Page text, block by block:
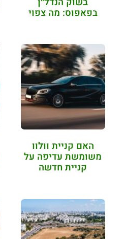
בפאפוס: מה צפוי
האם קניית וולוו
משומשת עדיפה על
קניית חדשה